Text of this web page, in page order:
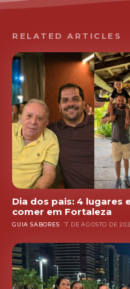
RELATED ARTICLES
Dia dos pais: 4 lugares
comer em Fortaleza
GUIA SABORES 7 DE AGOSTO DE